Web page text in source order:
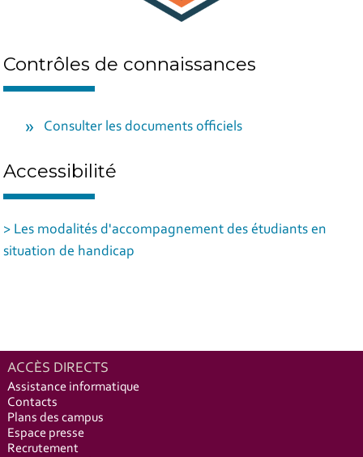
Contrôles de connaissances
Consulter les documents officiels
Accessibilité
> Les modalités d'accompagnement des étudiants en
situation de handicap
ACCÈS DIRECTS
Assistance informatique
Contacts
Plans des campus
Espace presse
Recrutement